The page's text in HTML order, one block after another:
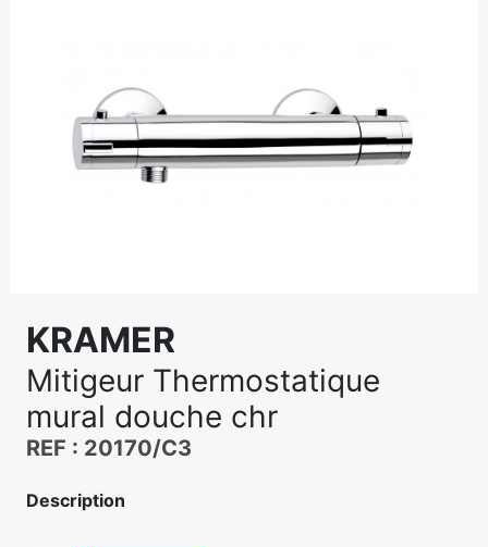
KRAMER
Mitigeur Thermostatique
mural douche chr
REF : 20170/C3
Description